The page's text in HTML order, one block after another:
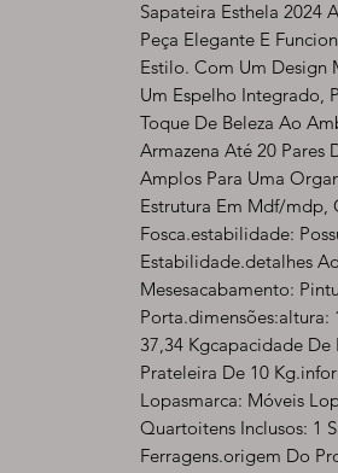
Sapateira Esthela 2024
Peça Elegante E
Estilo. Com Um Design
Um Espelho Integrado,
Toque De Beleza Ao
Armazena Até 20 Pares
Amplos Para Uma
Estrutura Em Mdf/mdp,
Fosca.estabilidade:
Estabilidade.detalhes
Mesesacabamento:
37,34 Kgcapacidade
Prateleira De 10
Lopasmarca: Móveis
Quartoitens Inclusos: 1
Ferragens.origem Do